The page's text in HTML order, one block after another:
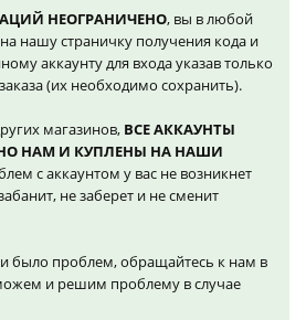
НЕОГРАНИЧЕНО, вы в любой
нашу страничку получения кода и
аккаунту для входа указав только
(их необходимо сохранить).
магазинов, ВСЕ АККАУНТЫ
НАМ И КУПЛЕНЫ НА НАШИ
с аккаунтом у вас не возникнет
не заберет и не сменит
было проблем, обращайтесь к нам в
и решим проблему в случае